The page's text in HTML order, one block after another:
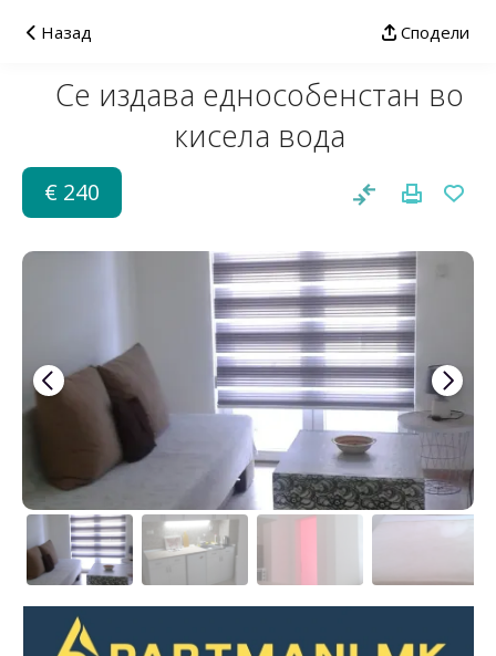
Назад Сподели
Се издава еднособенстан во
кисела вода
€ 240